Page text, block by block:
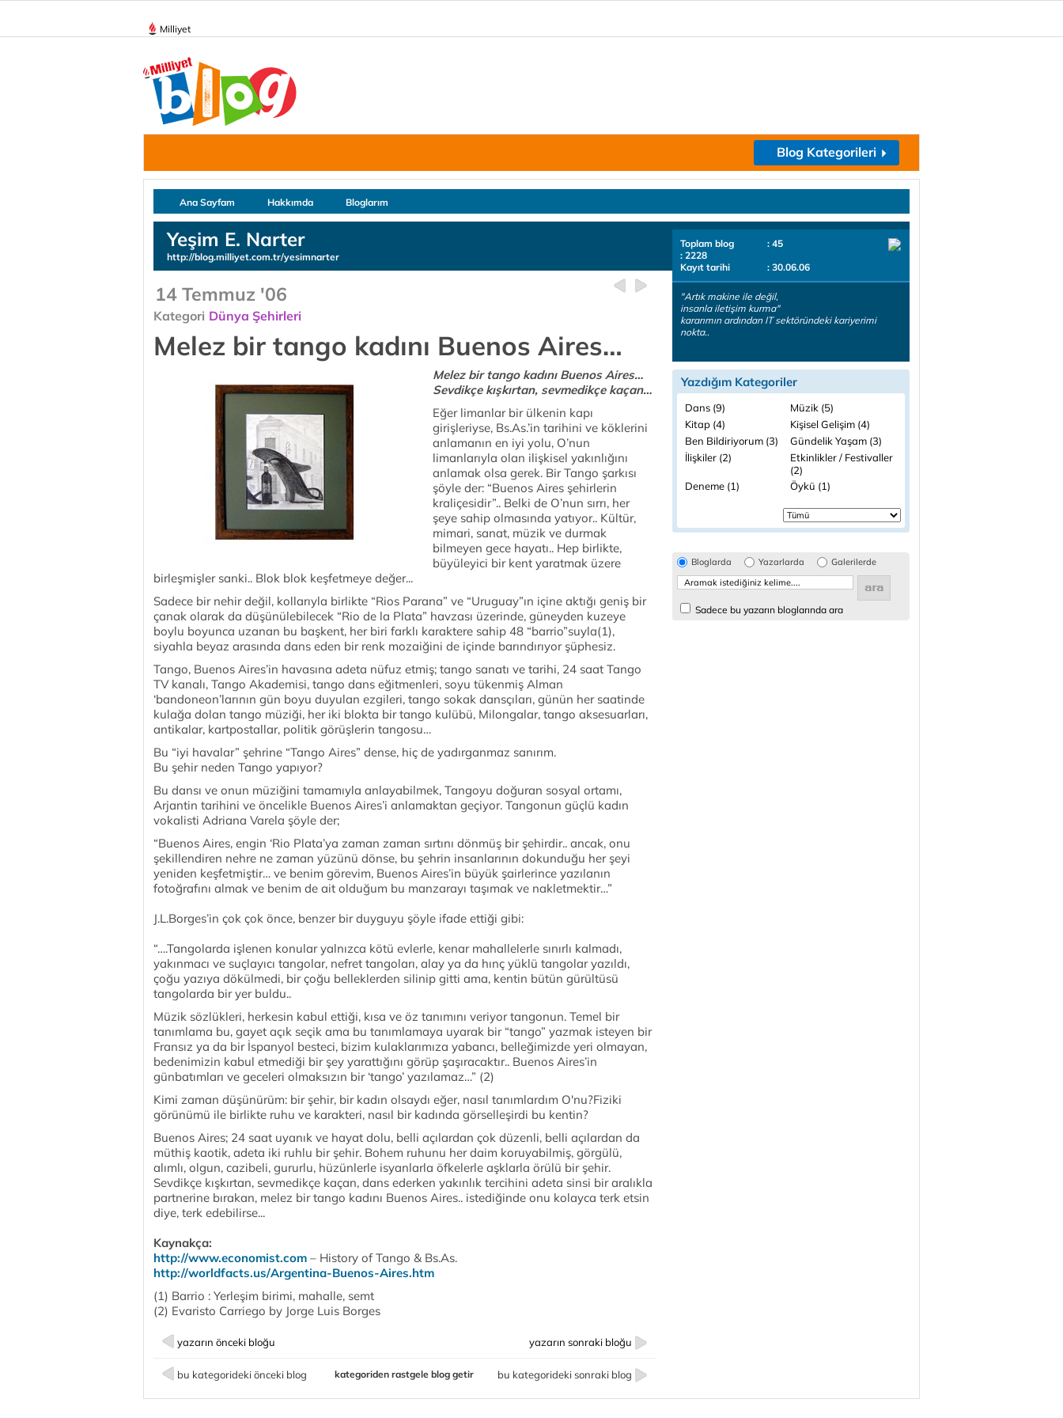
Milliyet
Blog Kategorileri
Ana Sayfam Hakkımda Bloglarım
Yeşim E. Narter
http://blog.milliyet.com.tr/yesimnarter
14 Temmuz '06
Kategori Dünya Şehirleri
Melez bir tango kadını Buenos Aires…
Melez bir tango kadını Buenos Aires…
Sevdikçe kışkırtan, sevmedikçe kaçan…
Eğer limanlar bir ülkenin kapı
girişleriyse, Bs.As.’in tarihini ve köklerini
anlamanın en iyi yolu, O’nun
limanlarıyla olan ilişkisel yakınlığını
anlamak olsa gerek. Bir Tango şarkısı
şöyle der: “Buenos Aires şehirlerin
kraliçesidir”.. Belki de O’nun sırrı, her
şeye sahip olmasında yatıyor.. Kültür,
mimari, sanat, müzik ve durmak
bilmeyen gece hayatı.. Hep birlikte,
büyüleyici bir kent yaratmak üzere
birleşmişler sanki.. Blok blok keşfetmeye değer...
Sadece bir nehir değil, kollarıyla birlikte “Rios Parana” ve “Uruguay”ın içine aktığı geniş bir
çanak olarak da düşünülebilecek “Rio de la Plata” havzası üzerinde, güneyden kuzeye
boylu boyunca uzanan bu başkent, her biri farklı karaktere sahip 48 “barrio”suyla(1),
siyahla beyaz arasında dans eden bir renk mozaiğini de içinde barındırıyor şüphesiz.
Tango, Buenos Aires’in havasına adeta nüfuz etmiş; tango sanatı ve tarihi, 24 saat Tango
TV kanalı, Tango Akademisi, tango dans eğitmenleri, soyu tükenmiş Alman
‘bandoneon’larının gün boyu duyulan ezgileri, tango sokak dansçıları, günün her saatinde
kulağa dolan tango müziği, her iki blokta bir tango kulübü, Milongalar, tango aksesuarları,
antikalar, kartpostallar, politik görüşlerin tangosu…
Bu “iyi havalar” şehrine “Tango Aires” dense, hiç de yadırganmaz sanırım.
Bu şehir neden Tango yapıyor?
Bu dansı ve onun müziğini tamamıyla anlayabilmek, Tangoyu doğuran sosyal ortamı,
Arjantin tarihini ve öncelikle Buenos Aires’i anlamaktan geçiyor. Tangonun güçlü kadın
vokalisti Adriana Varela şöyle der;
“Buenos Aires, engin ‘Rio Plata’ya zaman zaman sırtını dönmüş bir şehirdir.. ancak, onu
şekillendiren nehre ne zaman yüzünü dönse, bu şehrin insanlarının dokunduğu her şeyi
yeniden keşfetmiştir… ve benim görevim, Buenos Aires’in büyük şairlerince yazılanın
fotoğrafını almak ve benim de ait olduğum bu manzarayı taşımak ve nakletmektir…”
J.L.Borges’in çok çok önce, benzer bir duyguyu şöyle ifade ettiği gibi:
“….Tangolarda işlenen konular yalnızca kötü evlerle, kenar mahallelerle sınırlı kalmadı,
yakınmacı ve suçlayıcı tangolar, nefret tangoları, alay ya da hınç yüklü tangolar yazıldı,
çoğu yazıya dökülmedi, bir çoğu belleklerden silinip gitti ama, kentin bütün gürültüsü
tangolarda bir yer buldu..
Müzik sözlükleri, herkesin kabul ettiği, kısa ve öz tanımını veriyor tangonun. Temel bir
tanımlama bu, gayet açık seçik ama bu tanımlamaya uyarak bir “tango” yazmak isteyen bir
Fransız ya da bir İspanyol besteci, bizim kulaklarımıza yabancı, belleğimizde yeri olmayan,
bedenimizin kabul etmediği bir şey yarattığını görüp şaşıracaktır.. Buenos Aires’in
günbatımları ve geceleri olmaksızın bir ‘tango’ yazılamaz…” (2)
Kimi zaman düşünürüm: bir şehir, bir kadın olsaydı eğer, nasıl tanımlardım O'nu?Fiziki
görünümü ile birlikte ruhu ve karakteri, nasıl bir kadında görselleşirdi bu kentin?
Buenos Aires; 24 saat uyanık ve hayat dolu, belli açılardan çok düzenli, belli açılardan da
müthiş kaotik, adeta iki ruhlu bir şehir. Bohem ruhunu her daim koruyabilmiş, görgülü,
alımlı, olgun, cazibeli, gururlu, hüzünlerle isyanlarla öfkelerle aşklarla örülü bir şehir.
Sevdikçe kışkırtan, sevmedikçe kaçan, dans ederken yakınlık tercihini adeta sinsi bir aralıkla
partnerine bırakan, melez bir tango kadını Buenos Aires.. istediğinde onu kolayca terk etsin
diye, terk edebilirse...
Kaynakça:
http://www.economist.com – History of Tango & Bs.As.
http://worldfacts.us/Argentina-Buenos-Aires.htm
(1) Barrio : Yerleşim birimi, mahalle, semt
(2) Evaristo Carriego by Jorge Luis Borges
yazarın önceki bloğu yazarın sonraki bloğu
bu kategorideki önceki blog bu kategorideki sonraki blog
kategoriden rastgele blog getir
Toplam blog
: 45
: 2228
Kayıt tarihi
: 30.06.06
"Artık makine ile değil,
insanla iletişim kurma"
kararımın ardından IT sektöründeki kariyerimi
nokta..
Yazdığım Kategoriler
Dans (9)
Müzik (5)
Kitap (4)
Kişisel Gelişim (4)
Ben Bildiriyorum (3)
Gündelik Yaşam (3)
İlişkiler (2)
Etkinlikler / Festivaller
(2)
Deneme (1) Öykü (1)
Bloglarda Yazarlarda Galerilerde
Sadece bu yazarın bloglarında ara